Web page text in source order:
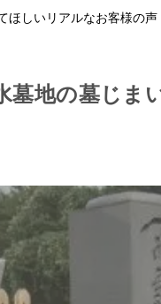
ほしいリアルなお客様の声
墓地の墓じま